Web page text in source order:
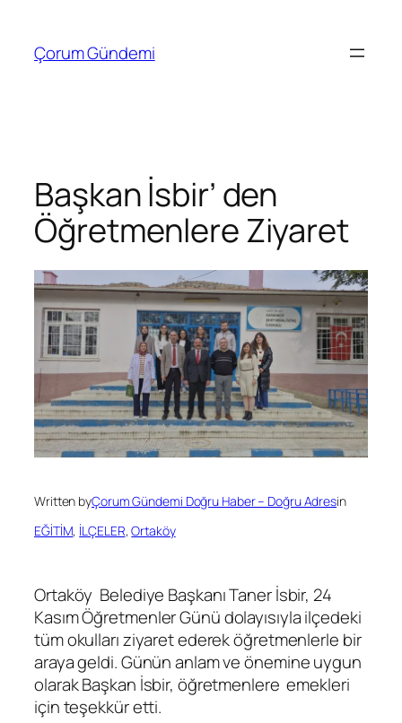
Çorum Gündemi
Başkan İsbir’ den
Öğretmenlere Ziyaret
Written byÇorum Gündemi Doğru Haber – Doğru Adresin
EĞİTİM, İLÇELER, Ortaköy
Ortaköy Belediye Başkanı Taner İsbir, 24
Kasım Öğretmenler Günü dolayısıyla ilçedeki
tüm okulları ziyaret ederek öğretmenlerle bir
araya geldi. Günün anlam ve önemine uygun
olarak Başkan İsbir, öğretmenlere emekleri
için teşekkür etti.